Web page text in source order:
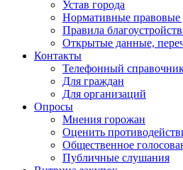
Устав города
Нормативные правовые
Правила
Открытые данные,
Контакты
Телефонный
Для граждан
Для организаций
Опросы
Мнения горожан
Оценить
Общественное
Публичные слушания